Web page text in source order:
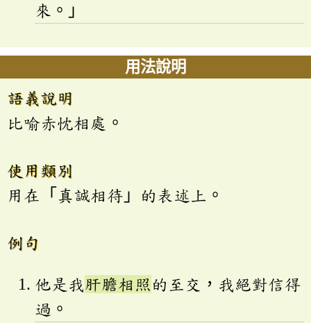
來。」
用法說明
語義說明
比喻赤忱相處。
使用類別
用在「真誠相待」的表述上。
例句
他是我肝膽相照 的至交，我絕對信得
過。